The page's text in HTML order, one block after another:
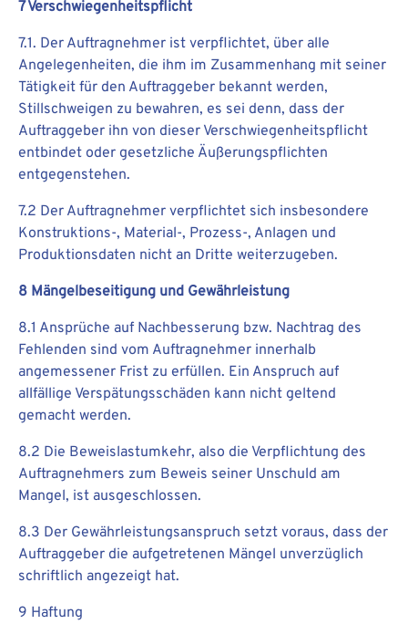
7 Verschwiegenheitspflicht
7.1. Der Auftragnehmer ist verpflichtet, über alle
Angelegenheiten, die ihm im Zusammenhang mit seiner
Tätigkeit für den Auftraggeber bekannt werden,
Stillschweigen zu bewahren, es sei denn, dass der
Auftraggeber ihn von dieser Verschwiegenheitspflicht
entbindet oder gesetzliche Äußerungspflichten
entgegenstehen.
7.2 Der Auftragnehmer verpflichtet sich insbesondere
Konstruktions-, Material-, Prozess-, Anlagen und
Produktionsdaten nicht an Dritte weiterzugeben.
8 Mängelbeseitigung und Gewährleistung
8.1 Ansprüche auf Nachbesserung bzw. Nachtrag des
Fehlenden sind vom Auftragnehmer innerhalb
angemessener Frist zu erfüllen. Ein Anspruch auf
allfällige Verspätungsschäden kann nicht geltend
gemacht werden.
8.2 Die Beweislastumkehr, also die Verpflichtung des
Auftragnehmers zum Beweis seiner Unschuld am
Mangel, ist ausgeschlossen.
8.3 Der Gewährleistungsanspruch setzt voraus, dass der
Auftraggeber die aufgetretenen Mängel unverzüglich
schriftlich angezeigt hat.
9 Haftung